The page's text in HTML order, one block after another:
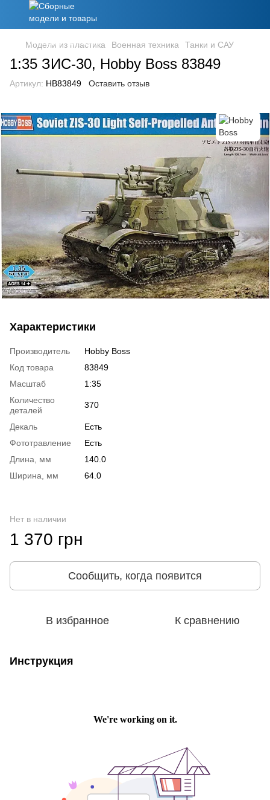
Модели из пластика Военная техника Танки и САУ
1:35 ЗИС-30, Hobby Boss 83849
Артикул: HB83849 Оставить отзыв
Характеристики
Производитель
Hobby Boss
Код товара
83849
Масштаб
1:35
Количество
деталей
370
Декаль
Есть
Фототравление
Есть
Длина, мм
140.0
Ширина, мм
64.0
Нет в наличии
1 370 грн
Сообщить, когда появится
В избранное К сравнению
Инструкция